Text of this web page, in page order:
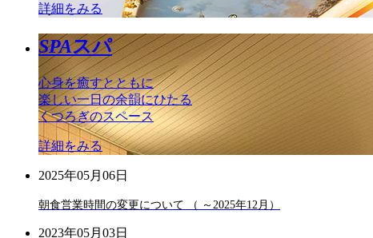
詳細をみる
SPAスパ
心身を癒すとともに
楽しい一日の余韻にひたる
くつろぎのスペース
詳細をみる
2025年05月06日
朝食営業時間の変更について （ ～2025年12月）
2023年05月03日